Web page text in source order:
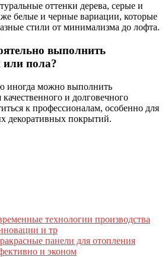
оттенки дерева, серые и
белые и черные вариации, которые
стили от минимализма до лофта.
выполнить
пола?
иногда можно выполнить
и долговечного
к профессионалам, особенно для
покрытий.
технологии производства
и тр
панели для отопления
и эконом